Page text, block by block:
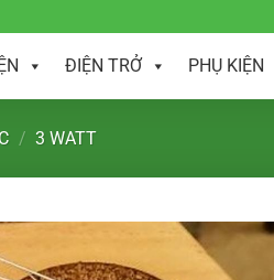
ĐIỆN TRỞ PHỤ KIỆN
/ 3 WATT